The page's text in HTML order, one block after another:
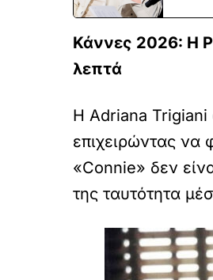
Κάννες 2026: Η
λεπτά
Η Adriana Trigiani
επιχειρώντας να
«Connie» δεν
της ταυτότητα